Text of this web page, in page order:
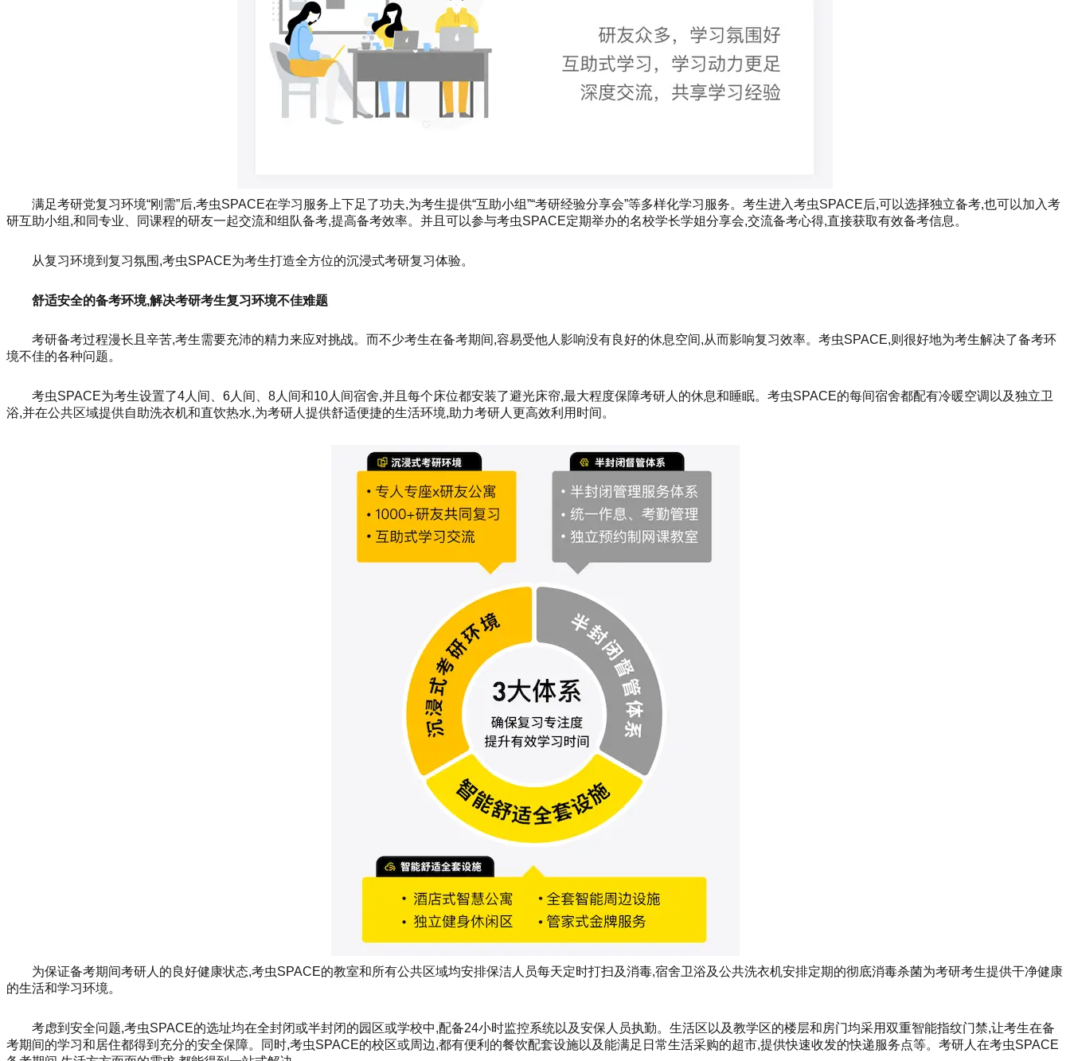
满足考研党复习环境“刚需”后,考虫SPACE在学习服务上下足了功夫,为考生提供“互助小组”“考研经验分享会”等多样化学习服务。考生进入考虫SPACE后,可以选择独立备考,也可以加入考
研互助小组,和同专业、同课程的研友一起交流和组队备考,提高备考效率。并且可以参与考虫SPACE定期举办的名校学长学姐分享会,交流备考心得,直接获取有效备考信息。
从复习环境到复习氛围,考虫SPACE为考生打造全方位的沉浸式考研复习体验。
舒适安全的备考环境,解决考研考生复习环境不佳难题
考研备考过程漫长且辛苦,考生需要充沛的精力来应对挑战。而不少考生在备考期间,容易受他人影响没有良好的休息空间,从而影响复习效率。考虫SPACE,则很好地为考生解决了备考环
境不佳的各种问题。
考虫SPACE为考生设置了4人间、6人间、8人间和10人间宿舍,并且每个床位都安装了避光床帘,最大程度保障考研人的休息和睡眠。考虫SPACE的每间宿舍都配有冷暖空调以及独立卫
浴,并在公共区域提供自助洗衣机和直饮热水,为考研人提供舒适便捷的生活环境,助力考研人更高效利用时间。
为保证备考期间考研人的良好健康状态,考虫SPACE的教室和所有公共区域均安排保洁人员每天定时打扫及消毒,宿舍卫浴及公共洗衣机安排定期的彻底消毒杀菌为考研考生提供干净健康
的生活和学习环境。
考虑到安全问题,考虫SPACE的选址均在全封闭或半封闭的园区或学校中,配备24小时监控系统以及安保人员执勤。生活区以及教学区的楼层和房门均采用双重智能指纹门禁,让考生在备
考期间的学习和居住都得到充分的安全保障。同时,考虫SPACE的校区或周边,都有便利的餐饮配套设施以及能满足日常生活采购的超市,提供快速收发的快递服务点等。考研人在考虫SPACE